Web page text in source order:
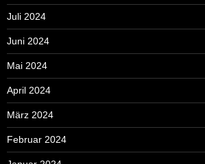
Juli 2024
Juni 2024
Mai 2024
April 2024
März 2024
Februar 2024